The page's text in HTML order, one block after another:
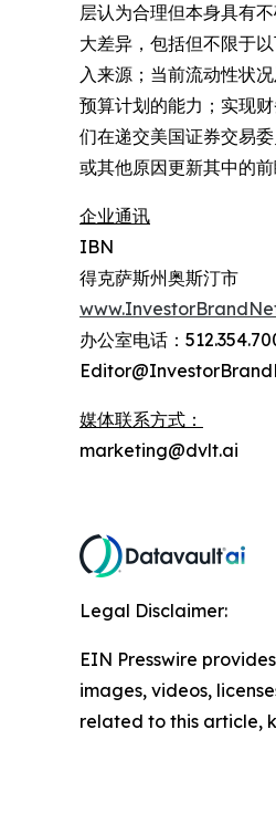
层认为合理但本身具有
大差异，包括但不限于
入来源；当前流动性状
预算计划的能力；实现
们在递交美国证券交易
或其他原因更新其中的前
企业通讯
IBN
得克萨斯州奥斯汀市
办公室电话：
媒体联系方式：
marketing@dvlt.ai
Legal Disclaimer:
EIN Presswire
images, videos,
related to this article,